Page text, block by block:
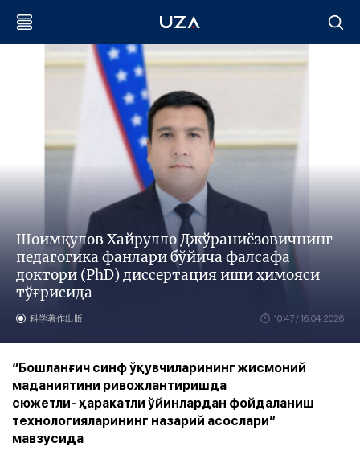
Шоимқулов Хайрулло Джўраниёзовичнинг
педагогика фанлари бўйича фалсафа
доктори (PhD) диссертация иши ҳимояси
тўғрисида
科学著作出版 10:47 / 16.04.2026
“Бошланғич синф ўқувчиларининг жисмоний
маданиятини ривожлантиришда
сюжетли- ҳаракатли ўйинлардан фойдаланиш
технологияларининг назарий асослари”
мавзусида